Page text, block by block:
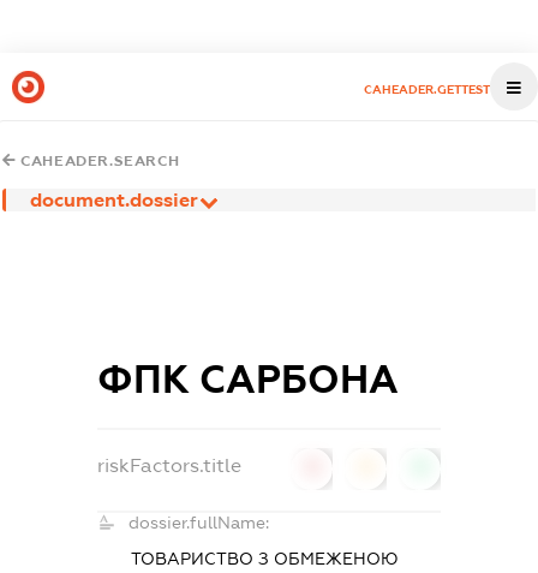
CAHEADER.GETTEST
CAHEADER.SEARCH
document.dossier
ФПК САРБОНА
riskFactors.title
dossier.fullName:
ТОВАРИСТВО З ОБМЕЖЕНОЮ